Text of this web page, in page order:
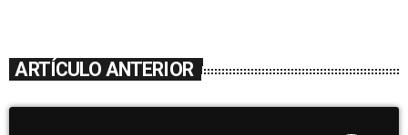
ARTÍCULO ANTERIOR